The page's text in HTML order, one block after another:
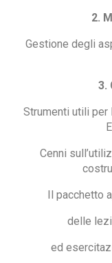
2.
Gestione degli
3.
Strumenti utili
Cenni
Il pacchetto
delle
ed